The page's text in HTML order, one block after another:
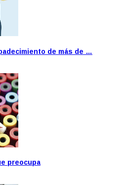
de más de …
preocupa